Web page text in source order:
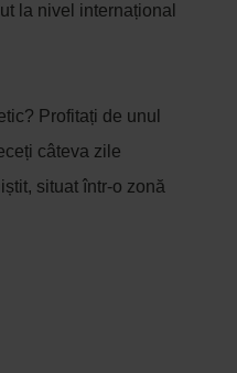
la nivel internațional
Profitați de unul
câteva zile
situat într-o zonă